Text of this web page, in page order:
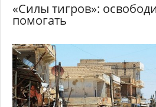
«Силы тигров»:
помогать